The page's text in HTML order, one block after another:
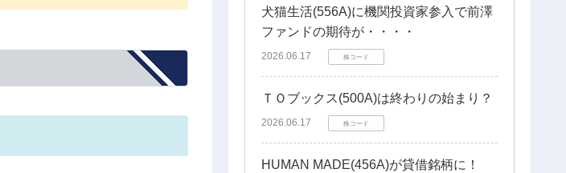
犬猫生活(556A)に機関投資家参入で前澤
ファンドの期待が・・・・
2026.06.17 株コード
ＴＯブックス(500A)は終わりの始まり？
2026.06.17 株コード
HUMAN MADE(456A)が貸借銘柄に！